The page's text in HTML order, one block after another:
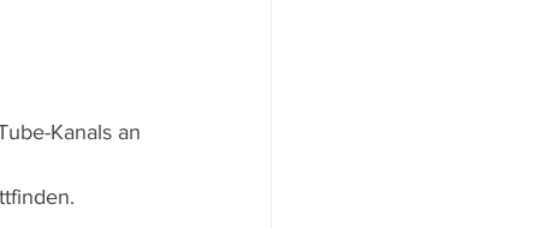
Kanals an